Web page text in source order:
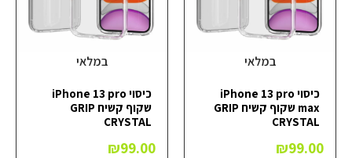
במלאי
כיסוי iPhone 13 pro
max שקוף קשיח GRIP
CRYSTAL
₪99.00
במלאי
כיסוי iPhone 13 pro
שקוף קשיח GRIP
CRYSTAL
₪99.00